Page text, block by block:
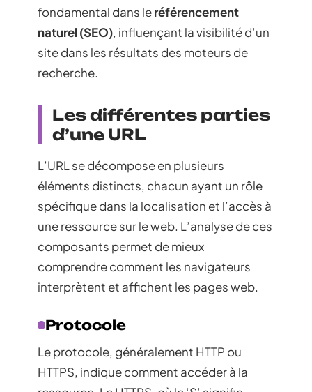
fondamental dans leréférencement
naturel (SEO), influençant la visibilité d’un
site dans les résultats des moteurs de
recherche.
Les différentes parties
d’une URL
L’URL se décompose en plusieurs
éléments distincts, chacun ayant un rôle
spécifique dans la localisation et l’accès à
une ressource sur le web. L’analyse de ces
composants permet de mieux
comprendre comment les navigateurs
interprètent et affichent les pages web.
Protocole
Le protocole, généralement HTTP ou
HTTPS, indique comment accéder à la